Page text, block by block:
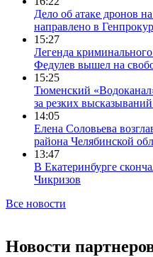
Дело об атаке дронов
направлено в
15:27
Легенда
Федулев вышел на
15:25
Тюменский
за резких
14:05
Елена Соловьева
района Челябинской
13:47
В Екатеринбурге
Чикризов
Все новости
Новости